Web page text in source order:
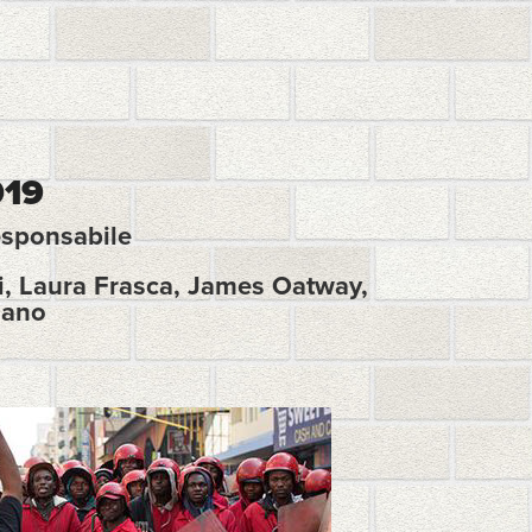
Frasca, James Oatway,